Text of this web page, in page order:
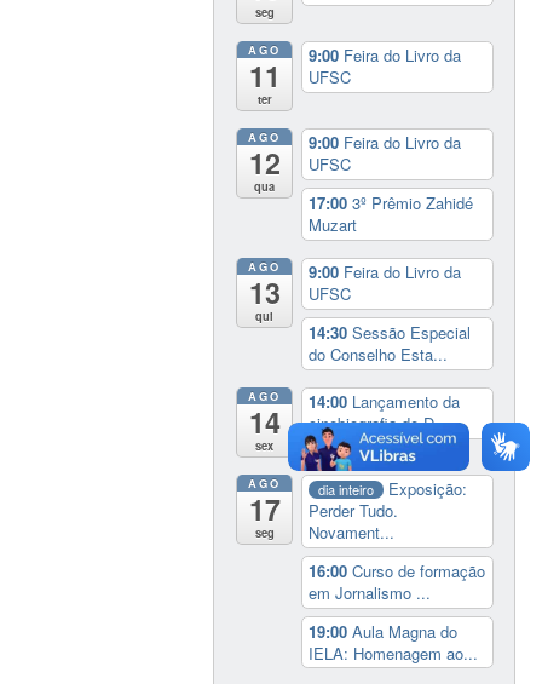
seg
AGO
11
ter
9:00 Feira do Livro da
UFSC
AGO
12
qua
9:00 Feira do Livro da
UFSC
17:003º Prêmio Zahidé
Muzart
AGO
13
qui
9:00 Feira do Livro da
UFSC
14:30Sessão Especial
do Conselho Esta...
AGO
14
sex
14:00 Lançamento da
cinebiografia de D...
AGO
17
seg
dia inteiro
Exposição:
Perder Tudo.
Novament...
16:00Curso de formação
em Jornalismo ...
19:00Aula Magna do
IELA: Homenagem ao...